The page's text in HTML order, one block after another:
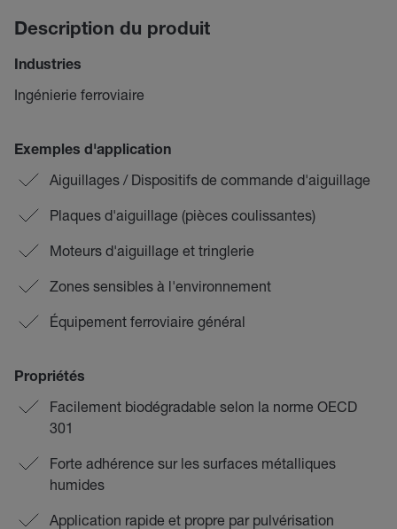
Description du produit
Industries
Ingénierie ferroviaire
Exemples d'application
Aiguillages / Dispositifs de commande d'aiguillage
Plaques d'aiguillage (pièces coulissantes)
Moteurs d'aiguillage et tringlerie
Zones sensibles à l'environnement
Équipement ferroviaire général
Propriétés
Facilement biodégradable selon la norme OECD
301
Forte adhérence sur les surfaces métalliques
humides
Application rapide et propre par pulvérisation